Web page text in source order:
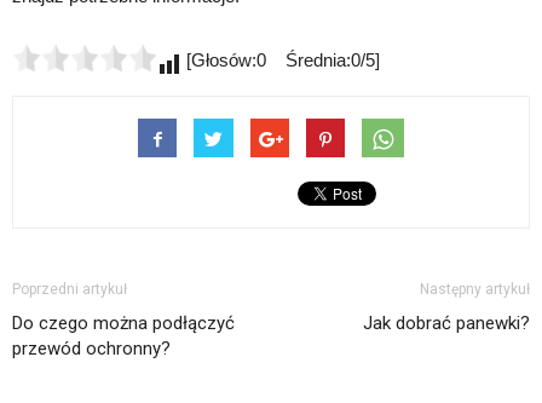
[Głosów:0 Średnia:0/5]
Poprzedni artykuł
Do czego można podłączyć
przewód ochronny?
Następny artykuł
Jak dobrać panewki?